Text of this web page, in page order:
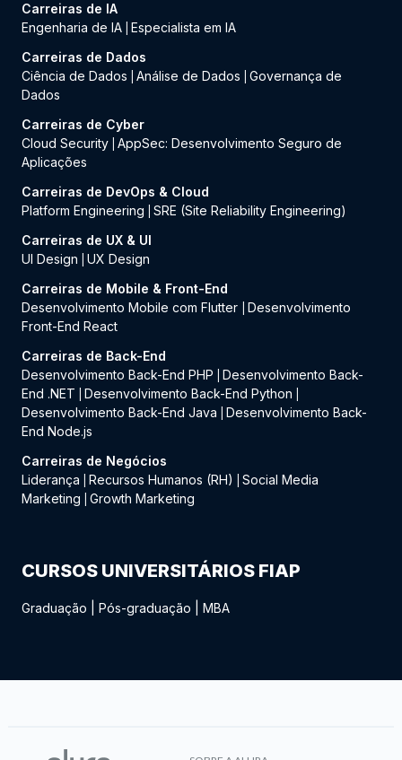
Carreiras de IA
Engenharia de IA Especialista em IA
Carreiras de Dados
Ciência de Dados
Análise de Dados
Governança de
Dados
Carreiras de Cyber
Cloud Security AppSec: Desenvolvimento Seguro de
Aplicações
Carreiras de DevOps & Cloud
Platform Engineering
SRE (Site Reliability Engineering)
Carreiras de UX & UI
UI Design
UX Design
Carreiras de Mobile & Front-End
Desenvolvimento Mobile com Flutter
Desenvolvimento
Front-End React
Carreiras de Back-End
Desenvolvimento Back-End PHP
Desenvolvimento Back-
End .NET
Desenvolvimento Back-End Python
Desenvolvimento Back-End Java
Desenvolvimento Back-
End Node.js
Carreiras de Negócios
Liderança
Recursos Humanos (RH)
Social Media
Marketing
Growth Marketing
CURSOS UNIVERSITÁRIOS FIAP
Graduação Pós-graduação MBA